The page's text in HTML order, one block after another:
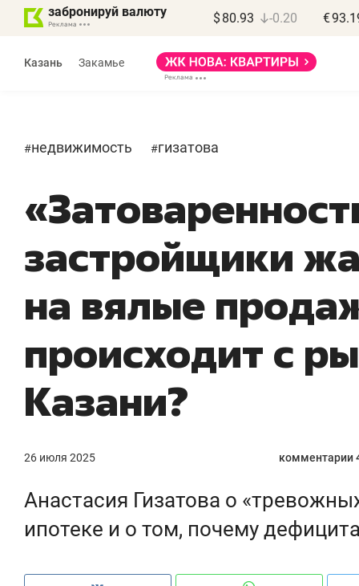
забронируй валюту $ 80.93 -0.20 €
Казань Закамье
#недвижимость #гизатова
застройщики
на вялые
происходит с
Казани?
26 июля 2025 комментарии
Анастасия Гизатова о
ипотеке и о том, почему